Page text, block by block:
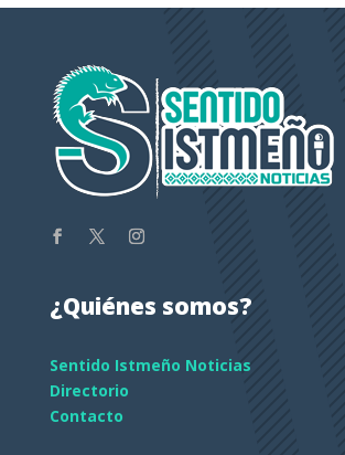
¿Quiénes somos?
Sentido Istmeño Noticias
Directorio
Contacto